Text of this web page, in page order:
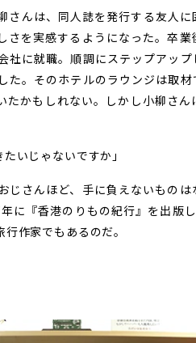
んは、同人誌を発行する友人に
さを実感するようになった。卒
社に就職。順調にステップアッ
た。そのホテルのラウンジは取
たかもしれない。しかし小柳さ
いじゃないですか」
さんほど、手に負えないものは
に『香港のりもの紀行』を出版
作家でもあるのだ。